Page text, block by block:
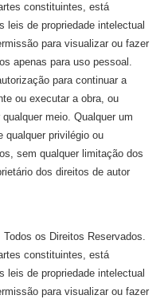
constituintes, está
leis de propriedade intelectual
para visualizar ou fazer
apenas para uso pessoal.
para continuar a
ou executar a obra, ou
meio. Qualquer um
qualquer privilégio ou
sem qualquer limitação dos
dos direitos de autor
os Direitos Reservados.
constituintes, está
leis de propriedade intelectual
para visualizar ou fazer